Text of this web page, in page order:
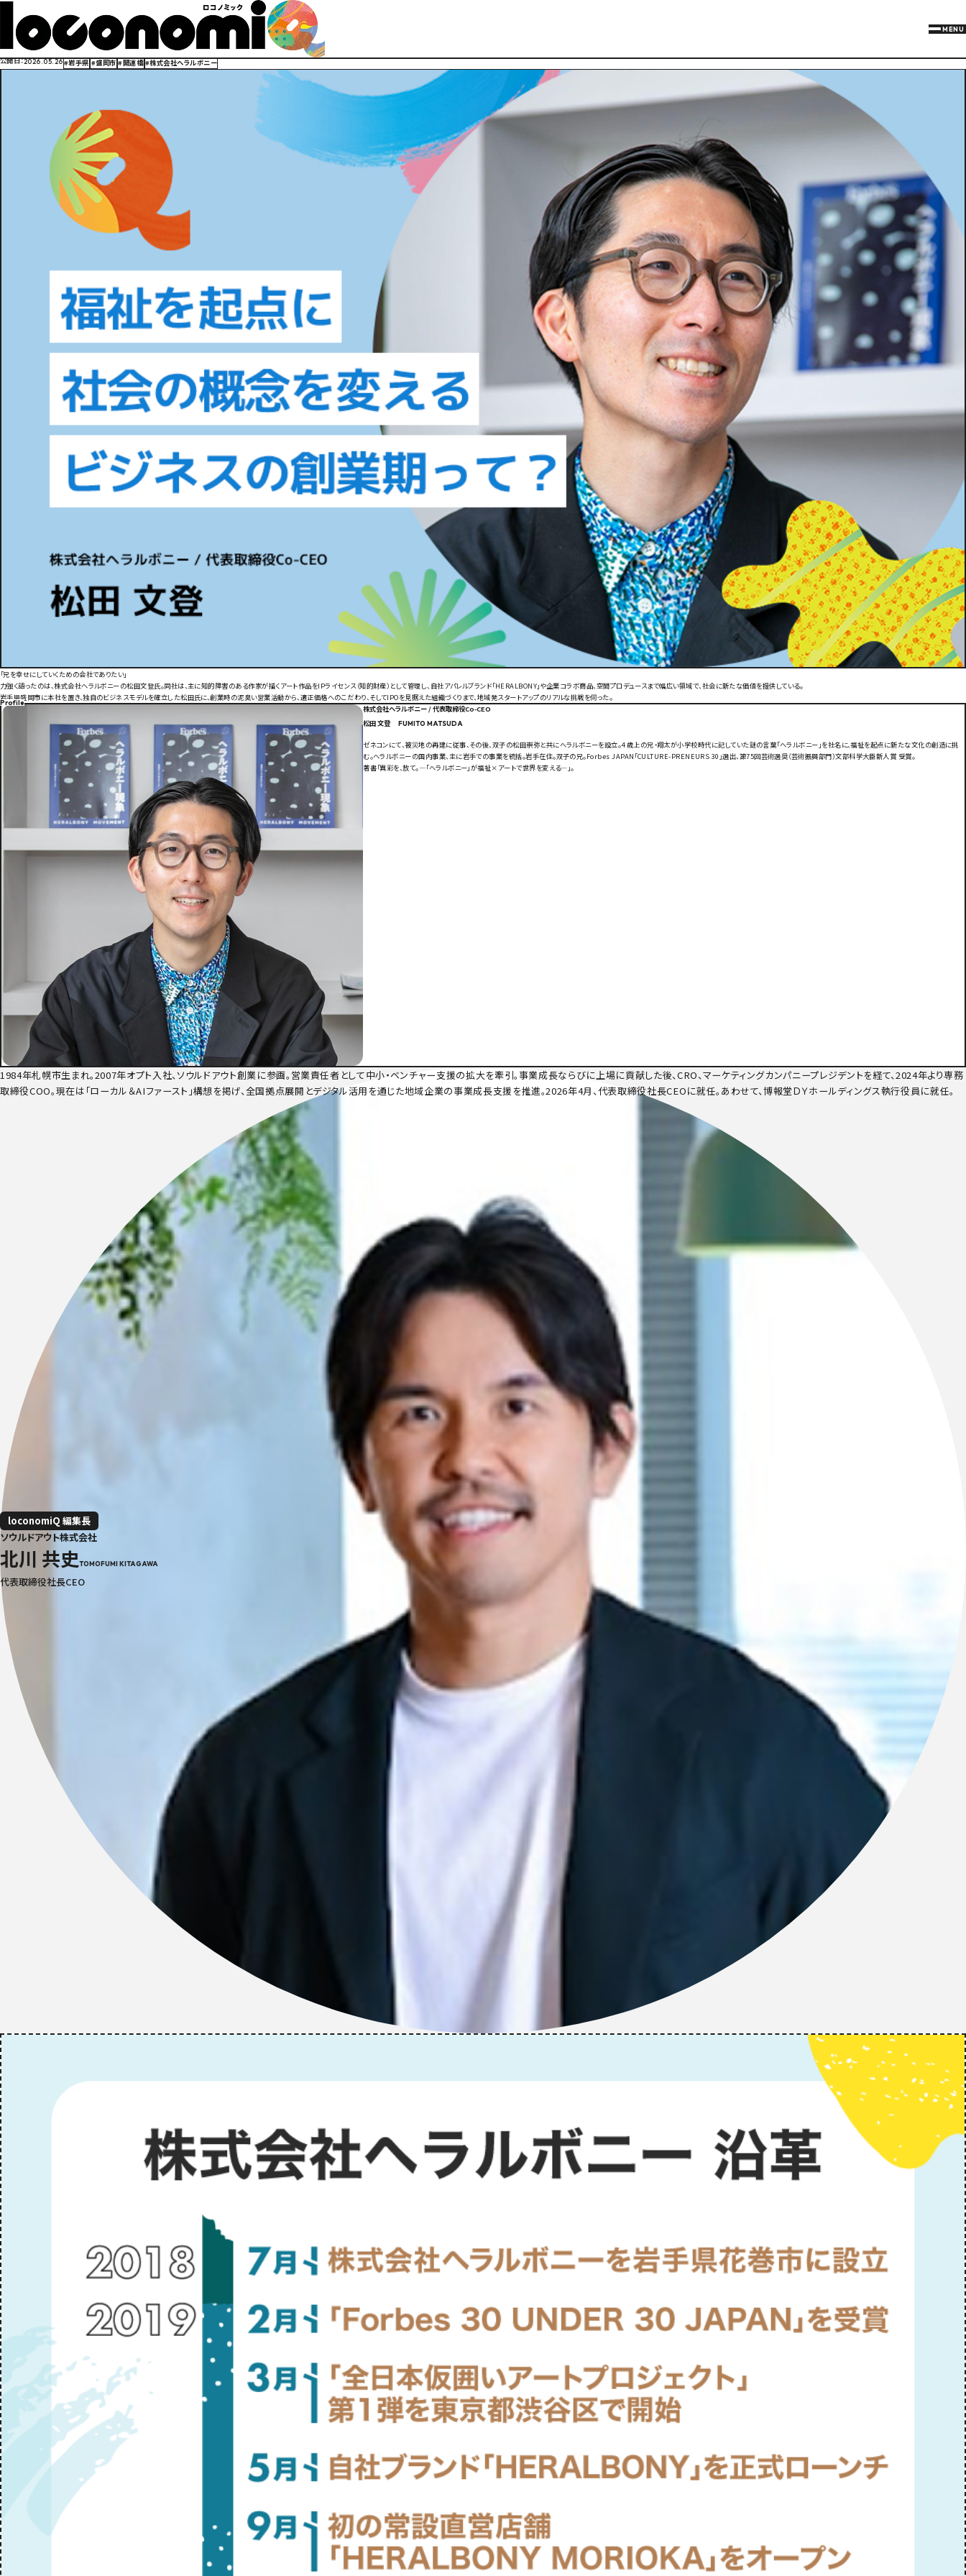
MENU
Xでシェアす
リ
福祉を起点にビジネスの壁を越える
異彩の起業家が岩手から描く新たな勝ち筋
公開日：2026.05.26#岩手県 #盛岡市 #開運橋 #株式会社ヘラルボニー
「兄を幸せにしていくための会社でありたい」
力強く語ったのは、株式会社ヘラルボニーの松田文登氏。同社は、主に知的障害のある作家が描くアート作品をIPライセンス（知的財産）として管理し、自社アパレルブランド「HERALBONY」や企業コラボ商品、空間プロデュースまで幅広い領域で、社会に新たな価値を提供している。
岩手県盛岡市に本社を置き、独自のビジネスモデルを確立した松田氏に、創業時の泥臭い営業活動から、適正価格へのこだわり、そしてIPOを見据えた組織づくりまで、地域発スタートアップのリアルな挑戦を伺った。
Profile
株式会社ヘラルボニー / 代表取締役Co-CEO
松田 文登
FUMITO MATSUDA
ゼネコンにて、被災地の再建に従事、その後、双子の松田崇弥と共にへラルボニーを設立。４歳上の兄・翔太が小学校時代に記していた謎の言葉「ヘラルボニー」を社名に、福祉を起点に新たな文化の創造に挑
む。ヘラルボニーの国内事業、主に岩手での事業を統括。岩手在住。双子の兄。Forbes JAPAN「CULTURE-PRENEURS 30」選出、第75回芸術選奨（芸術振興部門）文部科学大臣新人賞 受賞。
著書「異彩を、放て。―「ヘラルボニー」が福祉×アートで世界を変える―」。
loconomiQ 編集長
ソウルドアウト株式会社
北川 共史TOMOFUMI KITAGAWA
代表取締役社長CEO
1984年札幌市生まれ。2007年オプト入社、ソウルドアウト創業に参画。営業責任者として中小・ベンチャー支援の拡大を牽引。事業成長ならびに上場に貢献した後、CRO、マーケティングカンパニープレジデントを経て、2024年より専務
取締役COO。現在は「ローカル＆AIファースト」構想を掲げ、全国拠点展開とデジタル活用を通じた地域企業の事業成長支援を推進。2026年4月、代表取締役社長CEOに就任。あわせて、博報堂ＤＹホールディングス執行役員に就任。